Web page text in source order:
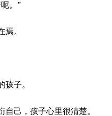
。”
。
子。
自己，孩子心里很清楚。